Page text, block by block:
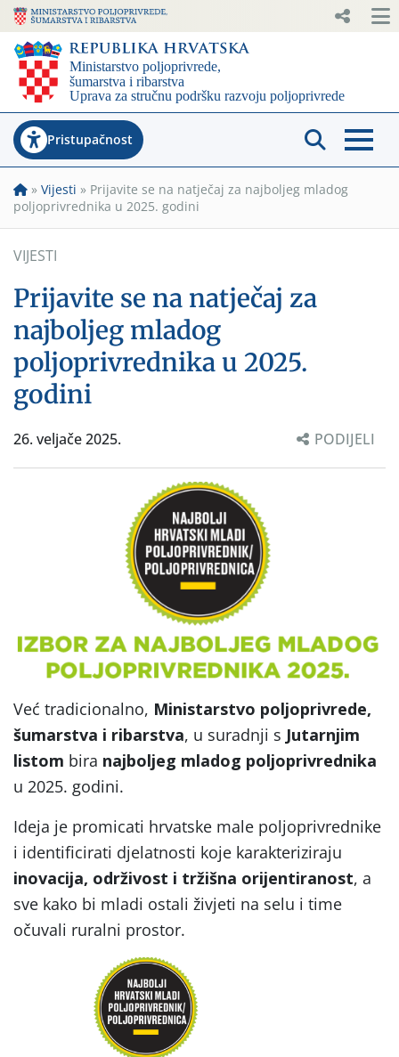
Pristupačnost
» Vijesti » Prijavite se na natječaj za najboljeg mladog
poljoprivrednika u 2025. godini
VIJESTI
Prijavite se na natječaj za
najboljeg mladog
poljoprivrednika u 2025.
godini
26. veljače 2025. PODIJELI
Već tradicionalno, Ministarstvo poljoprivrede,
šumarstva i ribarstva, u suradnji s Jutarnjim
listom bira najboljeg mladog poljoprivrednika
u 2025. godini.
Ideja je promicati hrvatske male poljoprivrednike
i identificirati djelatnosti koje karakteriziraju
inovacija, održivost i tržišna orijentiranost, a
sve kako bi mladi ostali živjeti na selu i time
očuvali ruralni prostor.